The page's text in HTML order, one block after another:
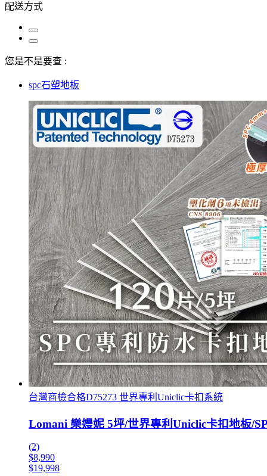
配送方式
您是不是要查 :
spc石塑地板
台灣商檢合格D75273 世界專利Uniclic卡扣系統
Lomani 樂嫚妮 5坪/世界專利Uniclic卡扣地板/
(2)
$8,990
$19,998